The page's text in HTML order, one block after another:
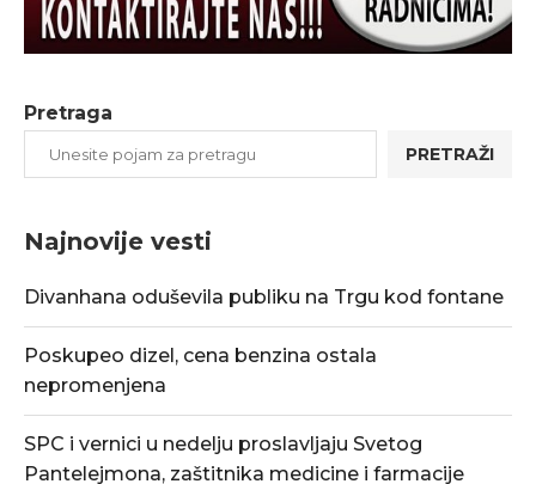
Pretraga
PRETRAŽI
Najnovije vesti
Divanhana oduševila publiku na Trgu kod fontane
Poskupeo dizel, cena benzina ostala
nepromenjena
SPC i vernici u nedelju proslavljaju Svetog
Pantelejmona, zaštitnika medicine i farmacije